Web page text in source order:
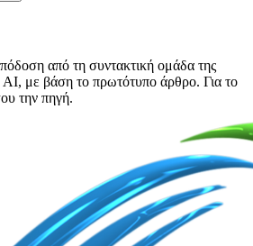
από τη συντακτική ομάδα της
με βάση το πρωτότυπο άρθρο. Για το
την πηγή.